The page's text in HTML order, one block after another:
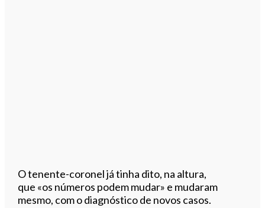
O tenente-coronel já tinha dito, na altura,
que «os números podem mudar» e mudaram
mesmo, com o diagnóstico de novos casos.